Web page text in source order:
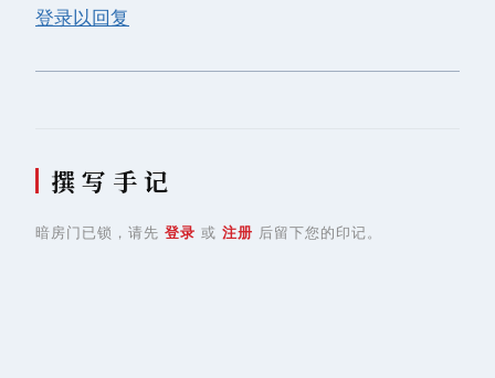
登录以回复
撰 写 手 记
暗房门已锁，请先 登录 或 注册 后留下您的印记。